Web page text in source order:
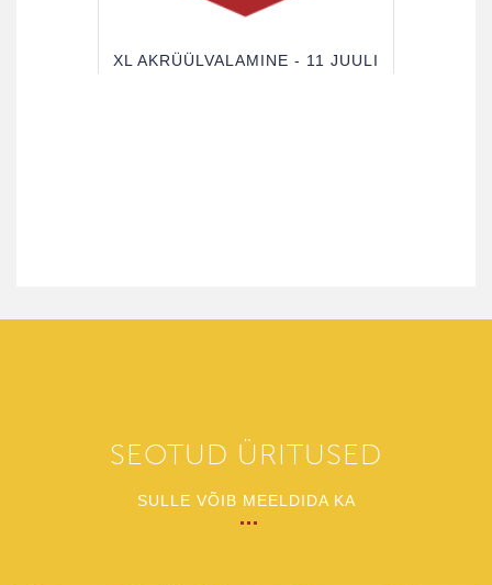
XL AKRÜÜLVALAMINE - 11 JUULI
SEOTUD ÜRITUSED
SULLE VÕIB MEELDIDA KA